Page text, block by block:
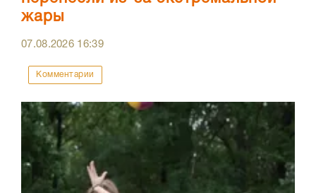
жары
07.08.2026 16:39
Комментарии